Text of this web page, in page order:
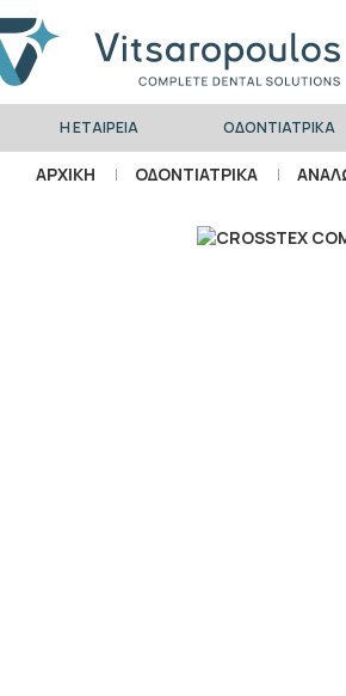
Η ΕΤΑΙΡΕΙΑ ΟΔΟΝΤΙΑΤΡΙΚΑ
ΑΡΧΙΚΗ ΟΔΟΝΤΙΑΤΡΙΚΑ